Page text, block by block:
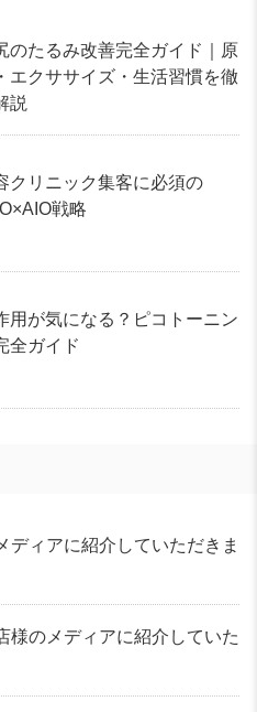
のたるみ改善完全ガイド｜原
エクササイズ・生活習慣を徹
説
クリニック集客に必須の
戦略
用が気になる？ピコトーニン
全ガイド
ディアに紹介していただきま
様のメディアに紹介していた